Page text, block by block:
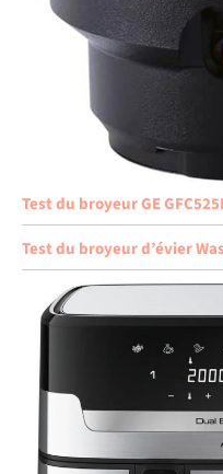
Test du broyeur GE
Test du broyeur d’évier